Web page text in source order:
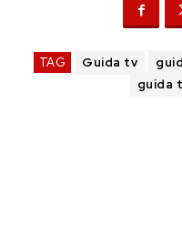
TAG Guida tv
guida